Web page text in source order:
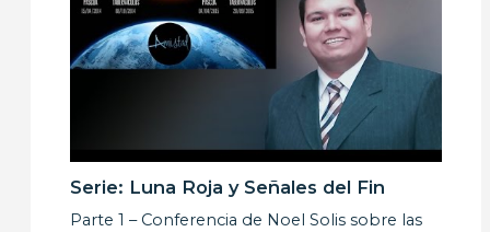
Serie: Luna Roja y Señales del Fin
Parte 1 – Conferencia de Noel Solis sobre las